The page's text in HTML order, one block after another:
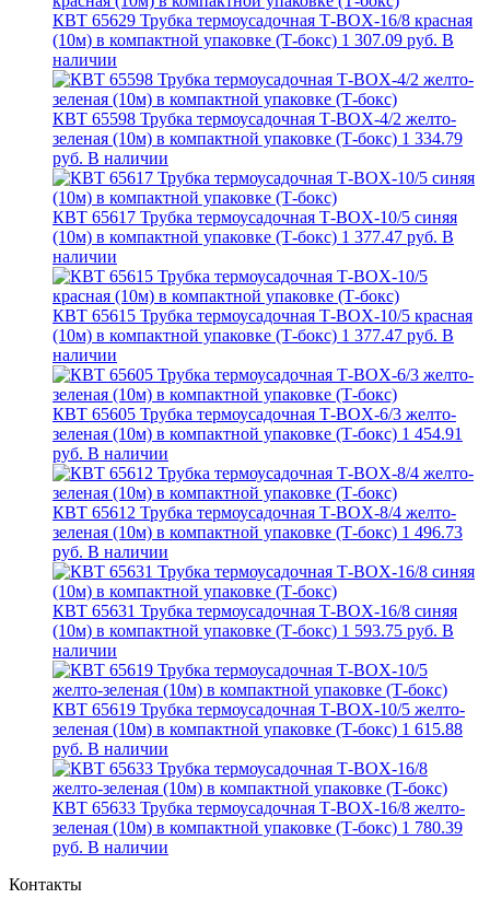
КВТ 65629 Трубка термоусадочная Т-BOX-16/8 красная
(10м) в компактной упаковке (Т-бокс) 1 307.09 руб. В
наличии
КВТ 65598 Трубка термоусадочная Т-BOX-4/2 желто-
зеленая (10м) в компактной упаковке (Т-бокс) 1 334.79
руб. В наличии
КВТ 65617 Трубка термоусадочная Т-BOX-10/5 синяя
(10м) в компактной упаковке (Т-бокс) 1 377.47 руб. В
наличии
КВТ 65615 Трубка термоусадочная Т-BOX-10/5 красная
(10м) в компактной упаковке (Т-бокс) 1 377.47 руб. В
наличии
КВТ 65605 Трубка термоусадочная Т-BOX-6/3 желто-
зеленая (10м) в компактной упаковке (Т-бокс) 1 454.91
руб. В наличии
КВТ 65612 Трубка термоусадочная Т-BOX-8/4 желто-
зеленая (10м) в компактной упаковке (Т-бокс) 1 496.73
руб. В наличии
КВТ 65631 Трубка термоусадочная Т-BOX-16/8 синяя
(10м) в компактной упаковке (Т-бокс) 1 593.75 руб. В
наличии
КВТ 65619 Трубка термоусадочная Т-BOX-10/5 желто-
зеленая (10м) в компактной упаковке (Т-бокс) 1 615.88
руб. В наличии
КВТ 65633 Трубка термоусадочная Т-BOX-16/8 желто-
зеленая (10м) в компактной упаковке (Т-бокс) 1 780.39
руб. В наличии
Контакты